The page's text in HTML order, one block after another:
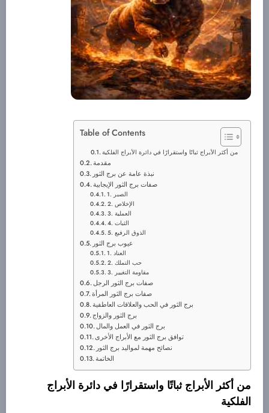
Table of Contents
من أكثر الأبراج ثباتًا واستقرارًا في دائرة الأبراج الفلكية
مقدمة
نبذة عامة عن برج الثور
صفات برج الثور الإيجابية
1. الصبر
2. الإخلاص
3. العملية
4. الثبات
5. الذوق الرفيع
عيوب برج الثور
1. العناد
2. حب التملك
3. مقاومة التغيير
صفات برج الثور الرجل
صفات برج الثور المرأة
برج الثور في الحب والعلاقات العاطفية
برج الثور والزواج
برج الثور في العمل والمال
توافق برج الثور مع الأبراج الأخرى
نصائح مهمة لمواليد برج الثور
الخاتمة
من أكثر الأبراج ثباتًا واستقرارًا في دائرة الأبراج
الفلكية